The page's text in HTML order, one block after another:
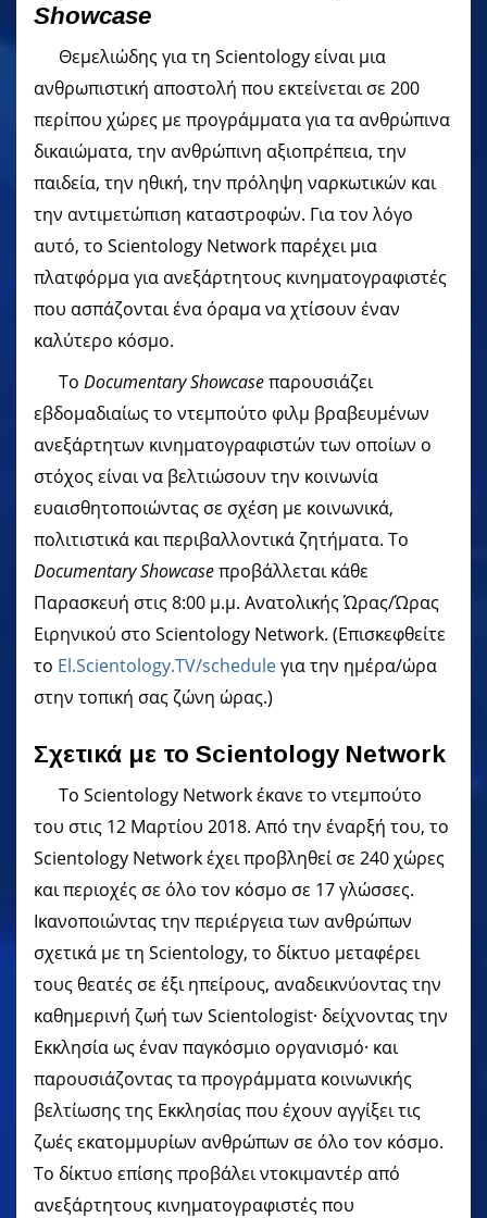
Showcase
Θεμελιώδης για τη Scientology είναι μια
ανθρωπιστική αποστολή που εκτείνεται σε 200
περίπου χώρες με προγράμματα για τα ανθρώπινα
δικαιώματα, την ανθρώπινη αξιοπρέπεια, την
παιδεία, την ηθική, την πρόληψη ναρκωτικών και
την αντιμετώπιση καταστροφών. Για τον λόγο
αυτό, το Scientology Network παρέχει μια
πλατφόρμα για ανεξάρτητους κινηματογραφιστές
που ασπάζονται ένα όραμα να χτίσουν έναν
καλύτερο κόσμο.
Το Documentary Showcaseπαρουσιάζει
εβδομαδιαίως το ντεμπούτο φιλμ βραβευμένων
ανεξάρτητων κινηματογραφιστών των οποίων ο
στόχος είναι να βελτιώσουν την κοινωνία
ευαισθητοποιώντας σε σχέση με κοινωνικά,
πολιτιστικά και περιβαλλοντικά ζητήματα. Το
Documentary Showcaseπροβάλλεται κάθε
Παρασκευή στις 8:00 μ.μ. Ανατολικής Ώρας/Ώρας
Ειρηνικού στο Scientology Network. (Επισκεφθείτε
το El.Scientology.TV/scheduleγια την ημέρα/ώρα
στην τοπική σας ζώνη ώρας.)
Σχετικά με το Scientology Network
Το Scientology Network έκανε το ντεμπούτο
του στις 12 Μαρτίου 2018. Από την έναρξή του, το
Scientology Network έχει προβληθεί σε 240 χώρες
και περιοχές σε όλο τον κόσμο σε 17 γλώσσες.
Ικανοποιώντας την περιέργεια των ανθρώπων
σχετικά με τη Scientology, το δίκτυο μεταφέρει
τους θεατές σε έξι ηπείρους, αναδεικνύοντας την
καθημερινή ζωή των Scientologist· δείχνοντας την
Εκκλησία ως έναν παγκόσμιο οργανισμό· και
παρουσιάζοντας τα προγράμματα κοινωνικής
βελτίωσης της Εκκλησίας που έχουν αγγίξει τις
ζωές εκατομμυρίων ανθρώπων σε όλο τον κόσμο.
Το δίκτυο επίσης προβάλει ντοκιμαντέρ από
ανεξάρτητους κινηματογραφιστές που